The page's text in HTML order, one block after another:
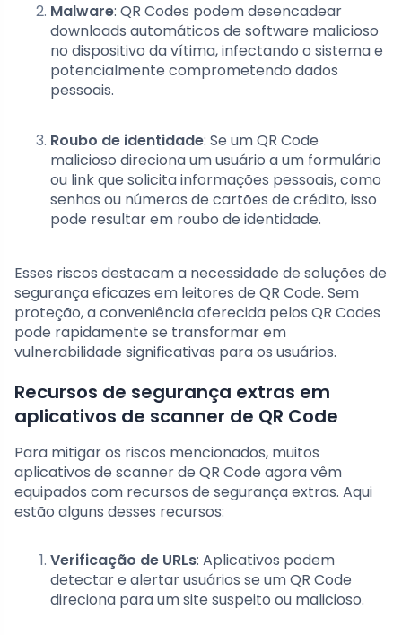
Malware: QR Codes podem desencadear
downloads automáticos de software malicioso
no dispositivo da vítima, infectando o sistema e
potencialmente comprometendo dados
pessoais.
Roubo de identidade: Se um QR Code
malicioso direciona um usuário a um formulário
ou link que solicita informações pessoais, como
senhas ou números de cartões de crédito, isso
pode resultar em roubo de identidade.
Esses riscos destacam a necessidade de soluções de
segurança eficazes em leitores de QR Code. Sem
proteção, a conveniência oferecida pelos QR Codes
pode rapidamente se transformar em
vulnerabilidade significativas para os usuários.
Recursos de segurança extras em
aplicativos de scanner de QR Code
Para mitigar os riscos mencionados, muitos
aplicativos de scanner de QR Code agora vêm
equipados com recursos de segurança extras. Aqui
estão alguns desses recursos:
Verificação de URLs: Aplicativos podem
detectar e alertar usuários se um QR Code
direciona para um site suspeito ou malicioso.